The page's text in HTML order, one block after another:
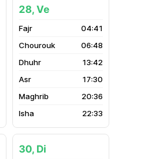
28, Ve
04:41
06:48
13:42
17:30
20:36
22:33
30, Di